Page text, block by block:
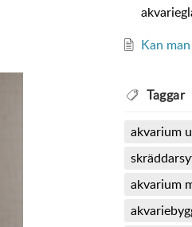
Kan
Taggar
akvarium
akvarium